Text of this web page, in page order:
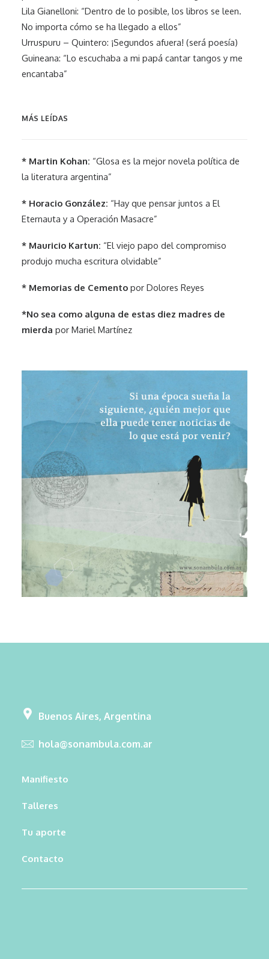
Lila Gianelloni: “Dentro de lo posible, los libros se leen.
No importa cómo se ha llegado a ellos”
Urruspuru – Quintero: ¡Segundos afuera! (será poesía)
Guineana: “Lo escuchaba a mi papá cantar tangos y me
encantaba”
MÁS LEÍDAS
* Martin Kohan: “Glosa es la mejor novela política de
la literatura argentina”
* Horacio González: “Hay que pensar juntos a El
Eternauta y a Operación Masacre”
* Mauricio Kartun: “El viejo papo del compromiso
produjo mucha escritura olvidable”
* Memorias de Cemento por Dolores Reyes
*No sea como alguna de estas diez madres de
mierda por Mariel Martínez
Buenos Aires, Argentina
hola@sonambula.com.ar
Manifiesto
Talleres
Tu aporte
Contacto